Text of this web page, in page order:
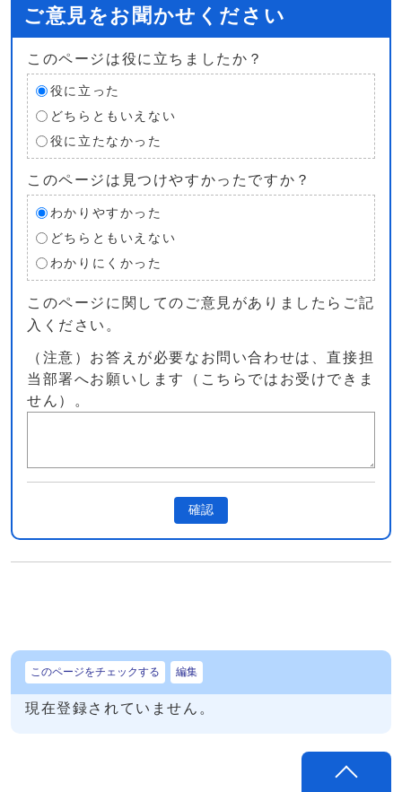
ご意見をお聞かせください
このページは役に立ちましたか？
役に立った
どちらともいえない
役に立たなかった
このページは見つけやすかったですか？
わかりやすかった
どちらともいえない
わかりにくかった
このページに関してのご意見がありましたらご記
入ください。
（注意）お答えが必要なお問い合わせは、直接担
当部署へお願いします（こちらではお受けできま
せん）。
確認
このページをチェックする 編集
現在登録されていません。